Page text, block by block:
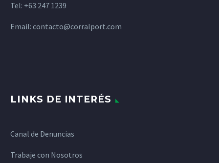
Tel: +63 247 1239
Email: contacto@corralport.com
LINKS DE INTERÉS
Canal de Denuncias
Trabaje con Nosotros